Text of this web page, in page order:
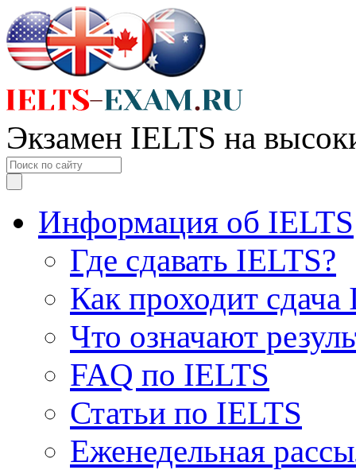
Экзамен IELTS на
Информация об IELTS
Где сдавать IELTS?
Как проходит сдача
Что означают
FAQ по IELTS
Статьи по IELTS
Еженедельная